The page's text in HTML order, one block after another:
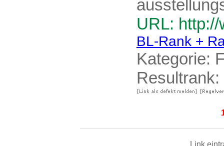
URL:
BL-Rank +
Kategorie:
Resultrank:
Link